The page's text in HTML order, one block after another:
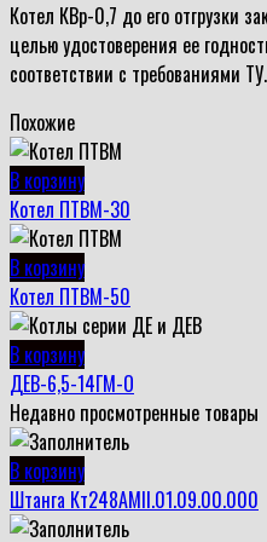
Котел КВр-0,7 до его отгрузки
целью удостоверения ее
соответствии с требованиями ТУ.
Похожие
В корзину
Котел ПТВМ-30
В корзину
Котел ПТВМ-50
В корзину
ДЕВ-6,5-14ГМ-О
Недавно просмотренные товары
В корзину
Штанга Кт248АМII.01.09.00.000